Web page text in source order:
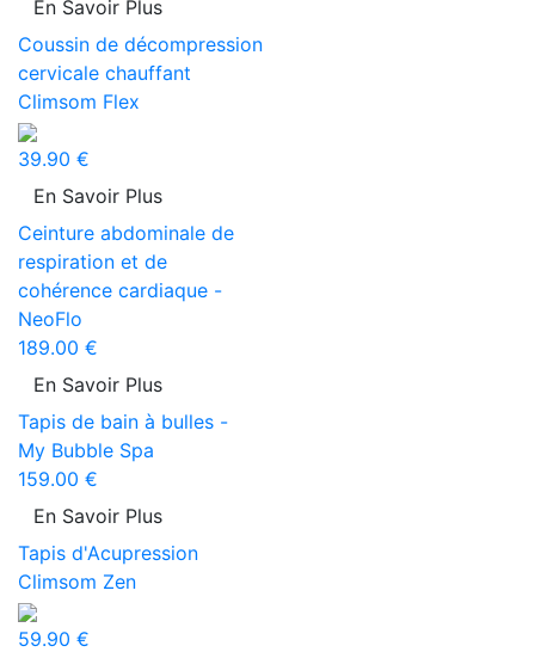
En Savoir Plus
Coussin de décompression
cervicale chauffant
Climsom Flex
39.90 €
En Savoir Plus
Ceinture abdominale de
respiration et de
cohérence cardiaque -
NeoFlo
189.00 €
En Savoir Plus
Tapis de bain à bulles -
My Bubble Spa
159.00 €
En Savoir Plus
Tapis d'Acupression
Climsom Zen
59.90 €